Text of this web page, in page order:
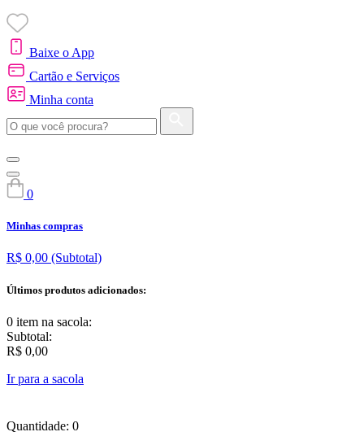
Baixe o App
Cartão e Serviços
Minha conta
0
Minhas compras
R$ 0,00 (Subtotal)
Últimos produtos adicionados:
0 item na sacola:
Subtotal:
R$ 0,00
Ir para a sacola
Quantidade: 0